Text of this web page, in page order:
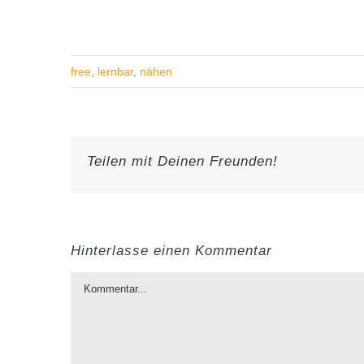
free lernbar, nähen
Teilen mit Deinen Freunden!
Hinterlasse einen Kommentar
Kommentar